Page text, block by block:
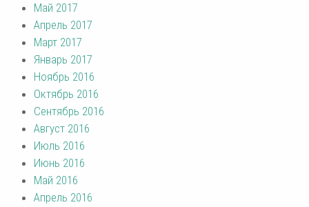
Май 2017
Апрель 2017
Март 2017
Январь 2017
Ноябрь 2016
Октябрь 2016
Сентябрь 2016
Август 2016
Июль 2016
Июнь 2016
Май 2016
Апрель 2016